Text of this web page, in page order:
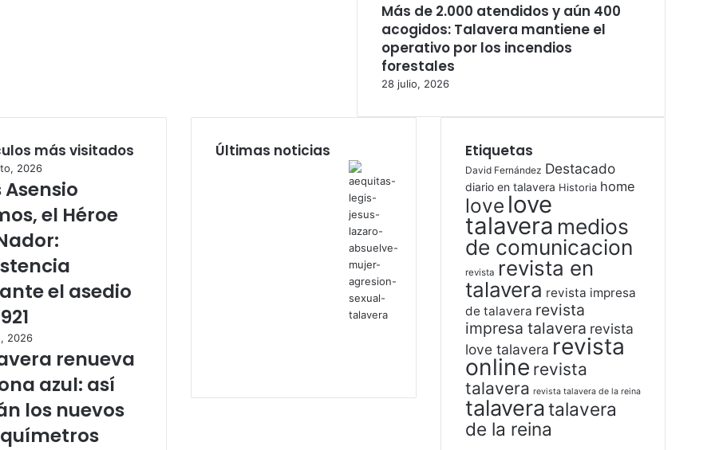
Más de 2.000 atendidos y aún 400
acogidos: Talavera mantiene el
operativo por los incendios
forestales
28 julio, 2026
más visitados
2026
Asensio
el Héroe
el asedio
2026
renueva
azul: así
los nuevos
Últimas noticias Etiquetas
David Fernández Destacado
diario en talavera Historia home
love love
talavera medios
de comunicacion
revista revista en
talavera revista impresa
de talavera revista
impresa talavera revista
love talavera revista
online revista
talavera revista talavera de la reina
talaveratalavera
de la reina